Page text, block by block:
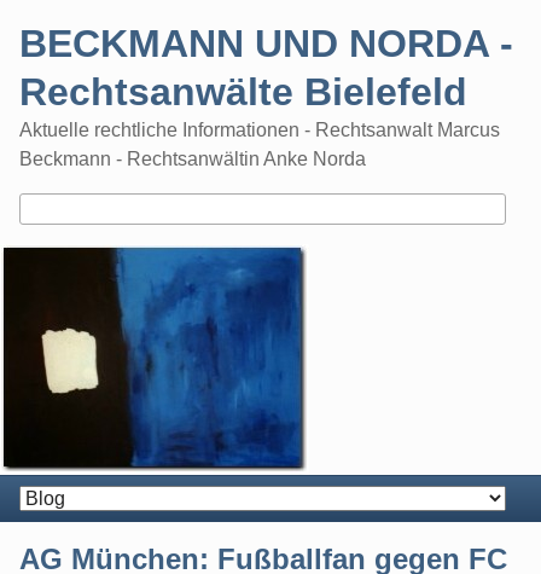
BECKMANN UND NORDA -
Rechtsanwälte Bielefeld
Aktuelle rechtliche Informationen - Rechtsanwalt Marcus
Beckmann - Rechtsanwältin Anke Norda
AG München: Fußballfan gegen FC